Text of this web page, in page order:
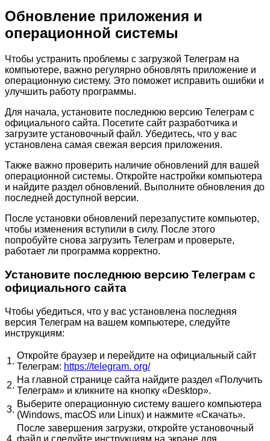
Обновление приложения и
операционной системы
Чтобы устранить проблемы с загрузкой Телеграм на
компьютере, важно регулярно обновлять приложение и
операционную систему. Это поможет исправить ошибки и
улучшить работу программы.
Для начала, установите последнюю версию Телеграм с
официального сайта. Посетите сайт разработчика и
загрузите установочный файл. Убедитесь, что у вас
установлена самая свежая версия приложения.
Также важно проверить наличие обновлений для вашей
операционной системы. Откройте настройки компьютера
и найдите раздел обновлений. Выполните обновления до
последней доступной версии.
После установки обновлений перезапустите компьютер,
чтобы изменения вступили в силу. После этого
попробуйте снова загрузить Телеграм и проверьте,
работает ли программа корректно.
Установите последнюю версию Телеграм с
официального сайта
Чтобы убедиться, что у вас установлена последняя
версия Телеграм на вашем компьютере, следуйте
инструкциям:
1.
Откройте браузер и перейдите на официальный сайт
Телеграм: https://telegram. org/
2.
На главной странице сайта найдите раздел «Получить
Телеграм» и кликните на кнопку «Desktop».
3.
Выберите операционную систему вашего компьютера
(Windows, macOS или Linux) и нажмите «Скачать».
4.
После завершения загрузки, откройте установочный
файл и следуйте инструкциям на экране для